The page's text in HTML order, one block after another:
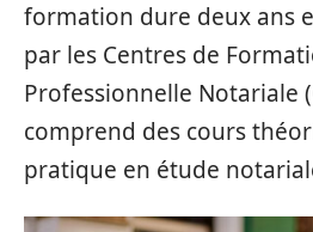
formation dure deux ans
par les Centres de
Professionnelle Notariale
comprend des cours
pratique en étude